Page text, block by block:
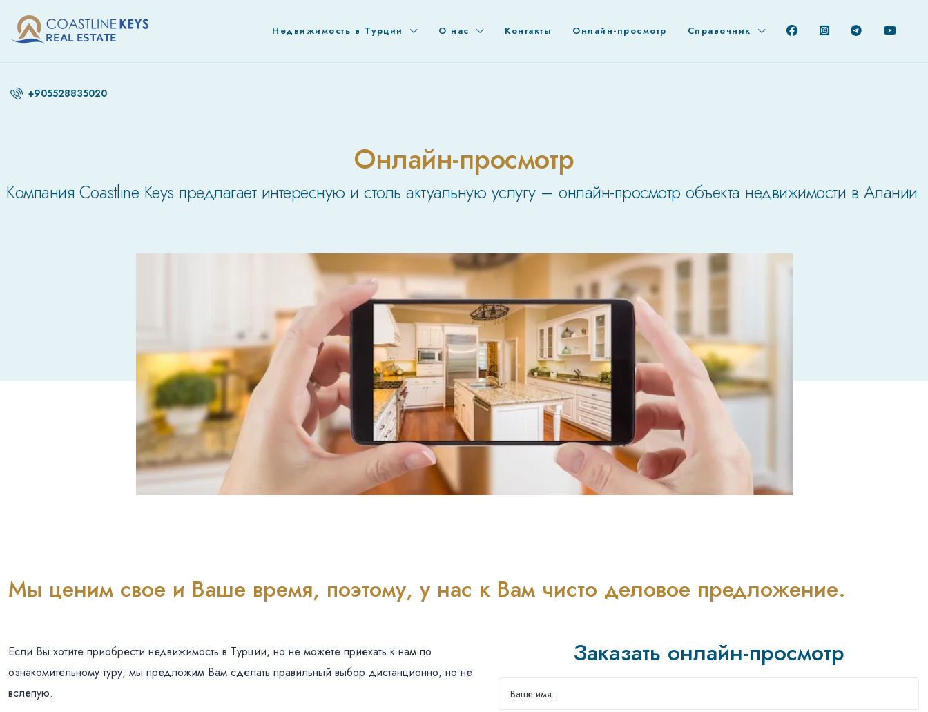
Недвижимость в Турции О нас Контакты Онлайн-просмотр Справочник
+905528835020
Онлайн-просмотр
Компания Coastline Keys предлагает интересную и столь актуальную услугу – онлайн-просмотр объекта недвижимости в Алании.
Мы ценим свое и Ваше время, поэтому, у нас к Вам чисто деловое предложение.
Если Вы хотите приобрести недвижимость в Турции, но не можете приехать к нам по
ознакомительному туру, мы предложим Вам сделать правильный выбор дистанционно, но не
вслепую.
Заказать онлайн-просмотр